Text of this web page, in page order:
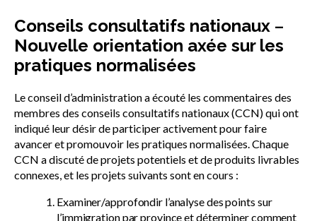
Conseils consultatifs nationaux –
Nouvelle orientation axée sur les
pratiques normalisées
Le conseil d’administration a écouté les commentaires des
membres des conseils consultatifs nationaux (CCN) qui ont
indiqué leur désir de participer activement pour faire
avancer et promouvoir les pratiques normalisées. Chaque
CCN a discuté de projets potentiels et de produits livrables
connexes, et les projets suivants sont en cours :
Examiner/approfondir l’analyse des points sur
l’immigration par province et déterminer comment